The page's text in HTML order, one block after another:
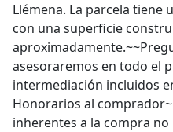
Llémena. La parcela tiene
con una superficie
asesoraremos en todo el
intermediación incluidos
Honorarios al
inherentes a la compra